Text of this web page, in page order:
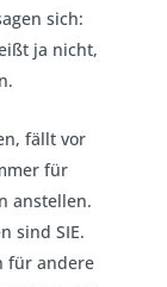
sich:
ja nicht,
fällt vor
für
anstellen.
sind SIE.
für andere